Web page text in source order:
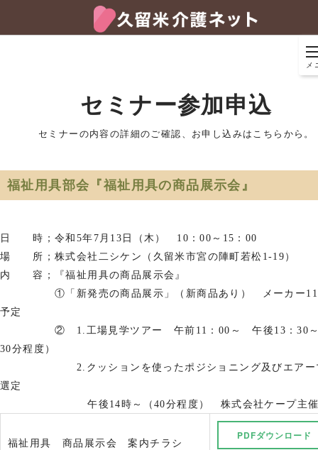
メ
セミナー参加申込
セミナーの内容の詳細のご確認、お申し込みはこちらから。
福祉用具部会『福祉用具の商品展示会』
日 時；令和 5年7月13日（木） 10 ：00 ～ 15 ：00
場 所；株式会社二シケン（久留米市宮の陣町若松1-19）
内 容；『福祉用具の商品展示会』
①「新発売の商品展示」（新商品あり）
メーカー
予定
② 1.工場見学ツアー 午前11：00～ 午後13：30
30分程度）
2.クッションを使ったポジショニング及びエアー
選定
午後14時～（40分程度） 株式会社ケープ主
福祉用具 商品展示会 案内チラシ
PDFダウンロード